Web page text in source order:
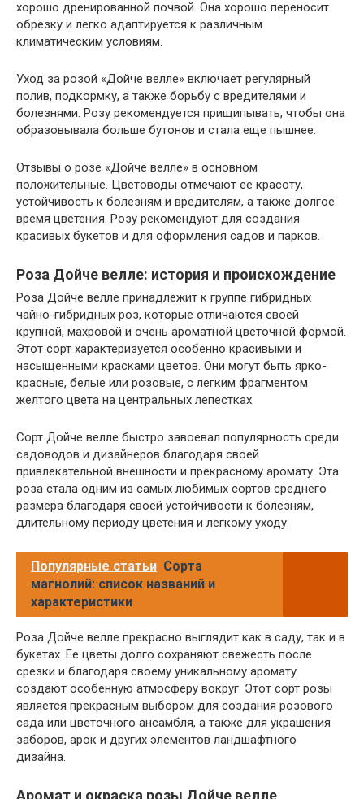
хорошо дренированной почвой. Она хорошо переносит
обрезку и легко адаптируется к различным
климатическим условиям.
Уход за розой «Дойче велле» включает регулярный
полив, подкормку, а также борьбу с вредителями и
болезнями. Розу рекомендуется прищипывать, чтобы она
образовывала больше бутонов и стала еще пышнее.
Отзывы о розе «Дойче велле» в основном
положительные. Цветоводы отмечают ее красоту,
устойчивость к болезням и вредителям, а также долгое
время цветения. Розу рекомендуют для создания
красивых букетов и для оформления садов и парков.
Роза Дойче велле: история и происхождение
Роза Дойче велле принадлежит к группе гибридных
чайно-гибридных роз, которые отличаются своей
крупной, махровой и очень ароматной цветочной формой.
Этот сорт характеризуется особенно красивыми и
насыщенными красками цветов. Они могут быть ярко-
красные, белые или розовые, с легким фрагментом
желтого цвета на центральных лепестках.
Сорт Дойче велле быстро завоевал популярность среди
садоводов и дизайнеров благодаря своей
привлекательной внешности и прекрасному аромату. Эта
роза стала одним из самых любимых сортов среднего
размера благодаря своей устойчивости к болезням,
длительному периоду цветения и легкому уходу.
Популярные статьи Сорта
магнолий: список названий и
характеристики
Роза Дойче велле прекрасно выглядит как в саду, так и в
букетах. Ее цветы долго сохраняют свежесть после
срезки и благодаря своему уникальному аромату
создают особенную атмосферу вокруг. Этот сорт розы
является прекрасным выбором для создания розового
сада или цветочного ансамбля, а также для украшения
заборов, арок и других элементов ландшафтного
дизайна.
Аромат и окраска розы Дойче велле